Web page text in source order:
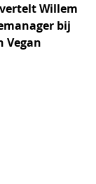
Willem
bij
Vegan